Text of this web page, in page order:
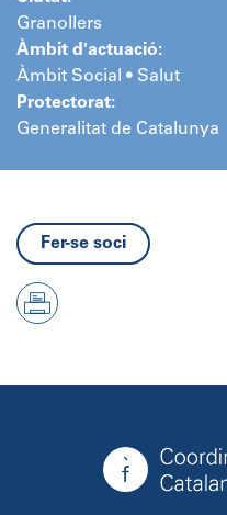
Granollers
Àmbit d'actuació:
Àmbit Social • Salut
Protectorat:
Generalitat de Catalunya
Fer-se soci